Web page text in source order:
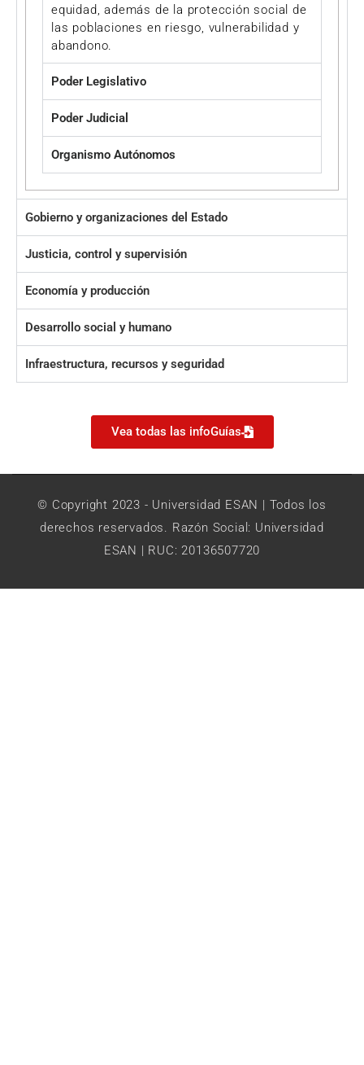
equidad, además de la protección social de
las poblaciones en riesgo, vulnerabilidad y
abandono.
Poder Legislativo
Poder Judicial
Organismo Autónomos
Gobierno y organizaciones del Estado
Justicia, control y supervisión
Economía y producción
Desarrollo social y humano
Infraestructura, recursos y seguridad
Vea todas las infoGuías
© Copyright 2023 - Universidad ESAN | Todos los
derechos reservados. Razón Social: Universidad
ESAN | RUC: 20136507720